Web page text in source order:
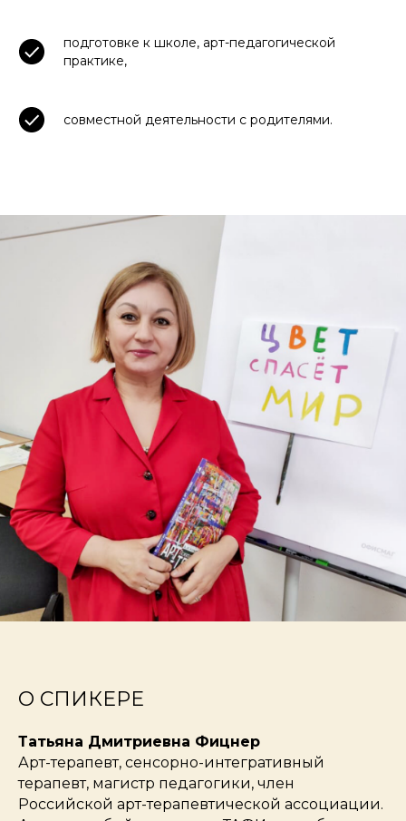
подготовке к школе, арт-педагогической
практике,
совместной деятельности с родителями.
О СПИКЕРЕ
Татьяна Дмитриевна Фицнер
Арт-терапевт, сенсорно-интегративный
терапевт, магистр педагогики, член
Российской арт-терапевтической ассоциации.